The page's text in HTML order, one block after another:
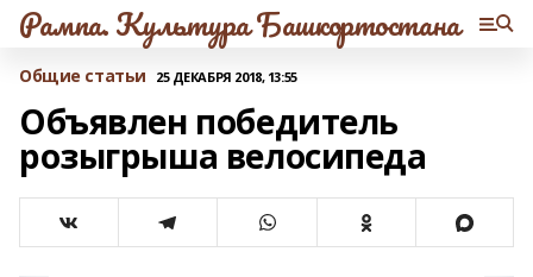
Рампа. Культура Башкортостана
Общие статьи 25 ДЕКАБРЯ 2018, 13:55
Объявлен победитель
розыгрыша велосипеда